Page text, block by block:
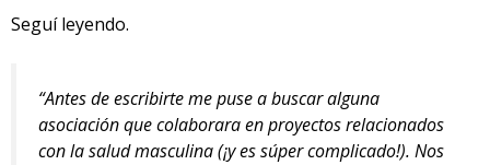
Seguí leyendo.
“Antes de escribirte me puse a buscar alguna
asociación que colaborara en proyectos relacionados
con la salud masculina (¡y es súper complicado!). Nos